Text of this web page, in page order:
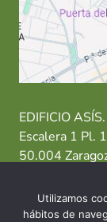
EDIFICIO
Escalera 1 Pl.
50.004
T: 976 484
Utilizamos
hábitos de